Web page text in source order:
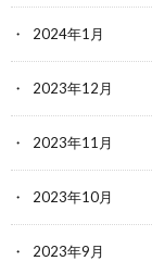
2024年1月
2023年12月
2023年11月
2023年10月
2023年9月